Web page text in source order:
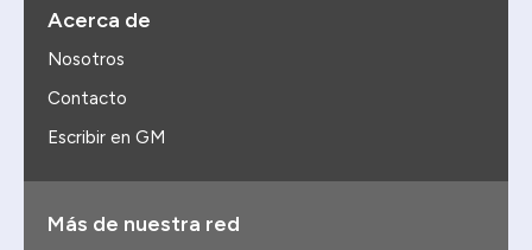
Acerca de
Nosotros
Contacto
Escribir en GM
Más de nuestra red